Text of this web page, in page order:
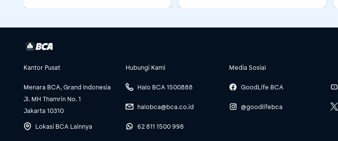
Kantor Pusat
Menara BCA, Grand Indonesia
Jl. MH Thamrin No. 1
Jakarta 10310
Lokasi BCA Lainnya
Hubungi Kami
Halo BCA 1500888
halobca@bca.co.id
62 811 1500 998
Media Sosial
GoodLife BCA
@goodlifebca